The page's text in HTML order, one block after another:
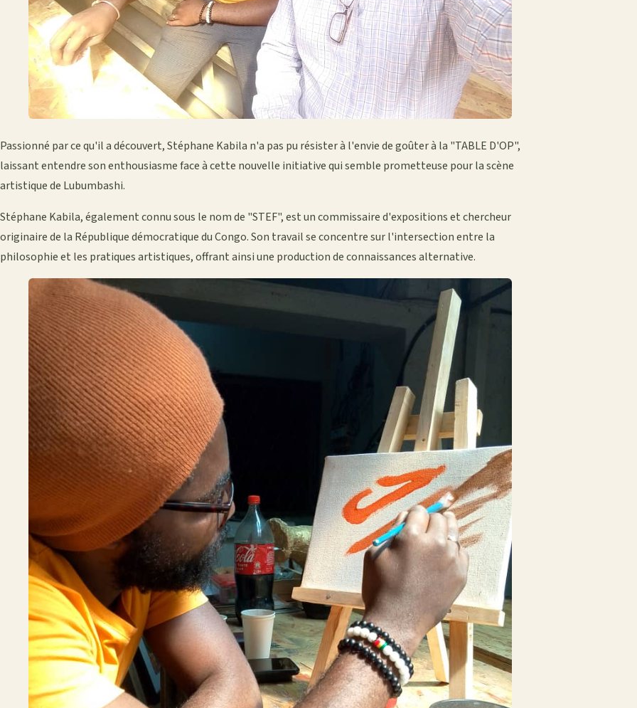
Passionné par ce qu'il a découvert, Stéphane Kabila n'a pas pu résister à l'envie de goûter à la "TABLE D'OP",
laissant entendre son enthousiasme face à cette nouvelle initiative qui semble prometteuse pour la scène
artistique de Lubumbashi.
Stéphane Kabila, également connu sous le nom de "STEF", est un commissaire d'expositions et chercheur
originaire de la République démocratique du Congo. Son travail se concentre sur l'intersection entre la
philosophie et les pratiques artistiques, offrant ainsi une production de connaissances alternative.